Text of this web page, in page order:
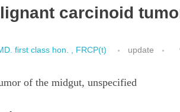
carcinoid
first class hon. , FRCP(t) update
of the midgut, unspecified